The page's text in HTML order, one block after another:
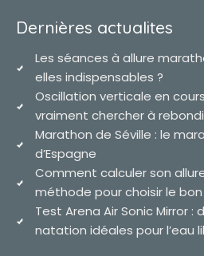
Dernières actualites
Les séances à allure
elles indispensables ?
Oscillation verticale en
vraiment chercher à
Marathon de Séville : le
d’Espagne
Comment calculer son
méthode pour choisir le
Test Arena Air Sonic Mirror
natation idéales pour l’eau